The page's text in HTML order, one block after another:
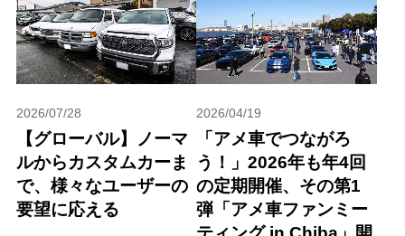
2026/07/28
【グローバル】ノーマ
ルからカスタムカーま
で、様々なユーザーの
要望に応える
2026/04/19
「アメ車でつながろ
う！」2026年も年4回
の定期開催、その第1
弾「アメ車ファンミー